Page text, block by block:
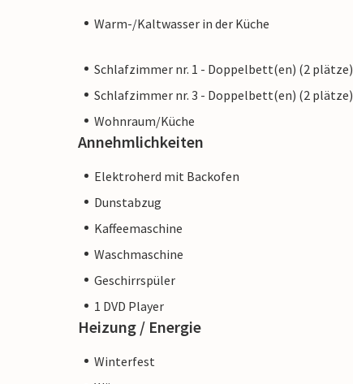
Warm-/Kaltwasser in der Küche
Schlafzimmer nr. 1 - Doppelbett(en) (2 plätze)
Schlafzimmer nr. 3 - Doppelbett(en) (2 plätze)
Wohnraum/Küche
Annehmlichkeiten
Elektroherd mit Backofen
Dunstabzug
Kaffeemaschine
Waschmaschine
Geschirrspüler
1 DVD Player
Heizung / Energie
Winterfest